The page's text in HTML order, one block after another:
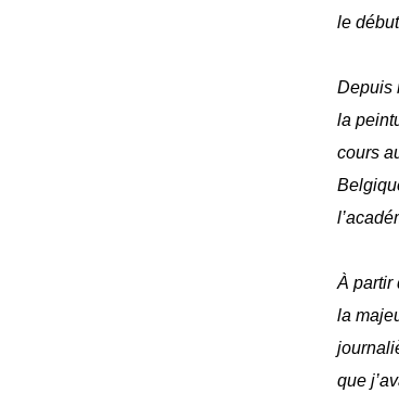
le
Depuis
la
cours
À partir
la
que